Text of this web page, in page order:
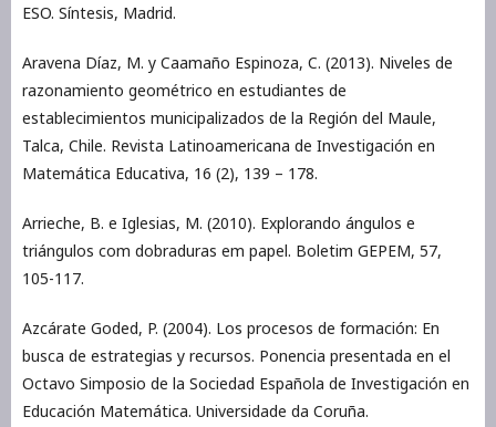
ESO. Síntesis, Madrid.
Aravena Díaz, M. y Caamaño Espinoza, C. (2013). Niveles de
razonamiento geométrico en estudiantes de
establecimientos municipalizados de la Región del Maule,
Talca, Chile. Revista Latinoamericana de Investigación en
Matemática Educativa, 16 (2), 139 – 178.
Arrieche, B. e Iglesias, M. (2010). Explorando ángulos e
triángulos com dobraduras em papel. Boletim GEPEM, 57,
105-117.
Azcárate Goded, P. (2004). Los procesos de formación: En
busca de estrategias y recursos. Ponencia presentada en el
Octavo Simposio de la Sociedad Española de Investigación en
Educación Matemática. Universidade da Coruña.